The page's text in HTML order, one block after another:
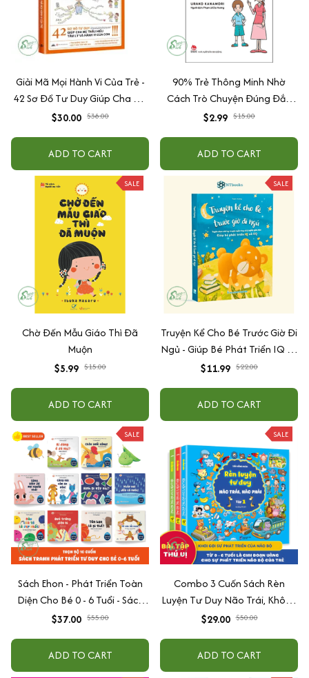
Giải Mã Mọi Hành Vi Của Trẻ -
42 Sơ Đồ Tư Duy Giúp Cha Mẹ
Thấu Hiểu Tâm Lý Và Hành Vi
$30.00 $38.00
ADD TO CART
90% Trẻ Thông Minh Nhờ
Cách Trò Chuyện Đúng Đắn
Của Cha Mẹ
$2.99 $15.00
ADD TO CART
SALE
Chờ Đến Mẫu Giáo Thì Đã
Muộn
$5.99 $15.00
ADD TO CART
SALE
Truyện Kể Cho Bé Trước Giờ Đi
Ngủ - Giúp Bé Phát Triển IQ Và
EQ
$11.99 $22.00
ADD TO CART
SALE
Sách Ehon - Phát Triển Toàn
Diện Cho Bé 0 - 6 Tuổi - Sách
Song Ngữ Việt - Anh
$37.00 $55.00
ADD TO CART
SALE
Combo 3 Cuốn Sách Rèn
Luyện Tư Duy Não Trái, Không
Não Phải - Đánh Thức Tiềm
$29.00 $50.00
ADD TO CART